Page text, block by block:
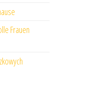
Frauen